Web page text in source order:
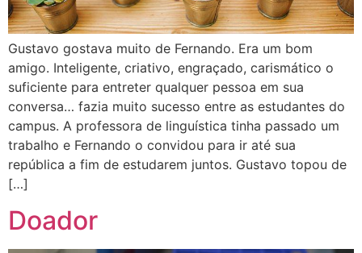
Gustavo gostava muito de Fernando. Era um bom
amigo. Inteligente, criativo, engraçado, carismático o
suficiente para entreter qualquer pessoa em sua
conversa… fazia muito sucesso entre as estudantes do
campus. A professora de linguística tinha passado um
trabalho e Fernando o convidou para ir até sua
república a fim de estudarem juntos. Gustavo topou de
[…]
Doador